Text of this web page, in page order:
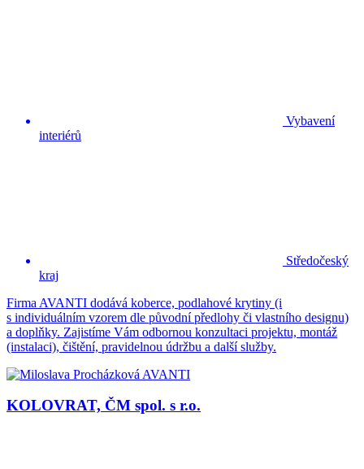
Vybavení
interiérů
Středočeský
kraj
Firma AVANTI dodává koberce, podlahové krytiny (i
s individuálním vzorem dle původní předlohy či vlastního designu)
a doplňky. Zajistíme Vám odbornou konzultaci projektu, montáž
(instalaci), čištění, pravidelnou údržbu a další služby.
KOLOVRAT, ČM spol. s r.o.